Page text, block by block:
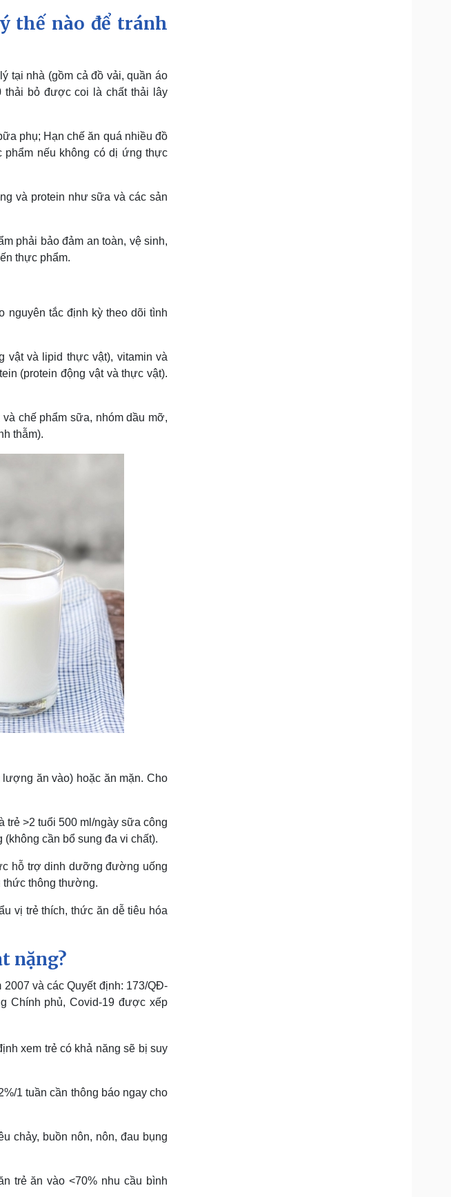
thế nào để tránh
tại nhà (gồm cả đồ vải, quần áo
thải bỏ được coi là chất thải lây
phụ; Hạn chế ăn quá nhiều đồ
nếu không có dị ứng thực
và protein như sữa và các sản
phải bảo đảm an toàn, vệ sinh,
thực phẩm.
nguyên tắc định kỳ theo dõi tình
vật và lipid thực vật), vitamin và
(protein động vật và thực vật).
chế phẩm sữa, nhóm dầu mỡ,
thẫm).
ăn vào) hoặc ăn mặn. Cho
trẻ >2 tuổi 500 ml/ngày sữa công
cần bổ sung đa vi chất).
hỗ trợ dinh dưỡng đường uống
thức thông thường.
vị trẻ thích, thức ăn dễ tiêu hóa
nặng?
và các Quyết định: 173/QĐ-
Chính phủ, Covid-19 được xếp
xem trẻ có khả năng sẽ bị suy
1 tuần cần thông báo ngay cho
chảy, buồn nôn, nôn, đau bụng
trẻ ăn vào <70% nhu cầu bình